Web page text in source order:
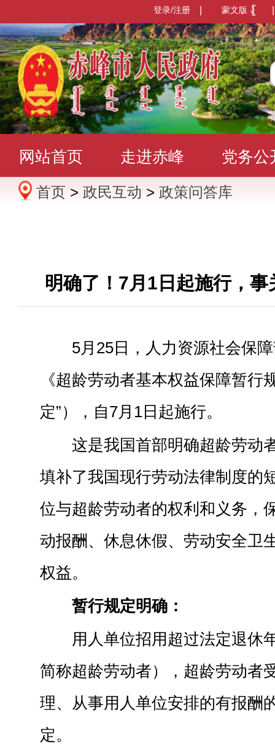
蒙文版
登录/注册
网站首页 走进赤峰 党务公
办事服务 政民互动 数据发
首页 > 政民互动 > 政策问答库
明确了！7月1日起施行，
5月25日，人力资源社会保
《超龄劳动者基本权益保障暂行
定”），自7月1日起施行。
这是我国首部明确超龄劳动
填补了我国现行劳动法律制度的
位与超龄劳动者的权利和义务，
动报酬、休息休假、劳动安全卫
权益。
暂行规定明确：
用人单位招用超过法定退休
简称超龄劳动者），超龄劳动者
理、从事用人单位安排的有报酬
定。